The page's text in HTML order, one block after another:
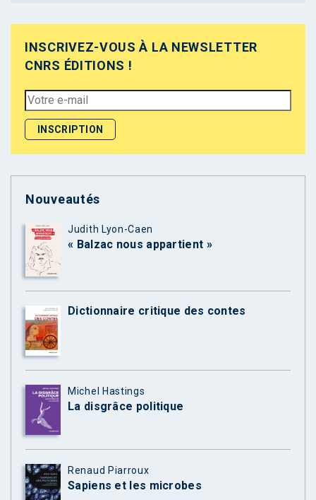
INSCRIVEZ-VOUS À LA NEWSLETTER
CNRS ÉDITIONS !
Nouveautés
Judith Lyon-Caen
« Balzac nous appartient »
Dictionnaire critique des contes
Michel Hastings
La disgrâce politique
Renaud Piarroux
Sapiens et les microbes